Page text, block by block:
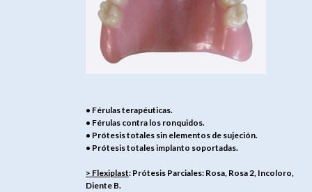
• Férulas terapéuticas.
• Férulas contra los ronquidos.
• Prótesis totales sin elementos de sujeción.
• Prótesis totales implanto soportadas.
> Flexiplast: Prótesis Parciales: Rosa, Rosa 2, Incoloro,
Diente B.